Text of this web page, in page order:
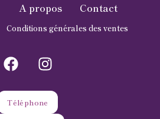
A propos Contact
Conditions générales des ventes
Téléphone